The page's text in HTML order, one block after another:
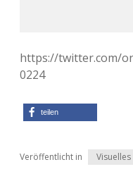
https://twitter.com/
0224
teilen
Veröffentlicht in Visuelles